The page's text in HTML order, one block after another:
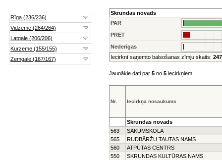
Skrundas novads
PAR
PRET
Nederīgas
Iecirknī saņemto balsošanas zīmju skaits:
Jaunākie dati par 5 no 5 iecirkņiem.
Nr. Iecirkņa nosaukums
Skrundas novads
563
SĀKUMSKOLA
565
RUDBĀRŽU TAUTAS NAMS
560
ATPŪTAS CENTRS
550
SKRUNDAS KULTŪRAS NAMS